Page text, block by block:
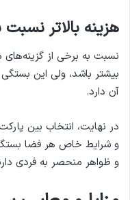
هزینه بالاتر
نسبت به برخی از
بیشتر باشد، ولی این
آن دارد.
در نهایت، انتخاب بین
و شرایط خاص هر فضا بستگی
و ظواهر منحصر به فردی